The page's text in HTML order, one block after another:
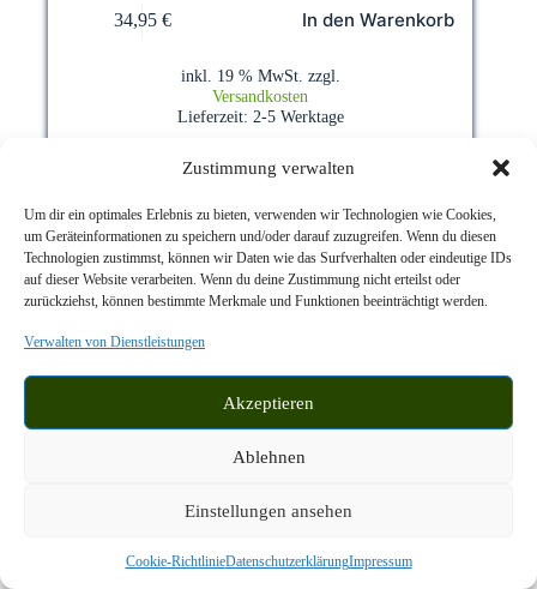
Zustimmung verwalten
Um dir ein optimales Erlebnis zu bieten, verwenden wir Technologien wie Cookies,
um Geräteinformationen zu speichern und/oder darauf zuzugreifen. Wenn du diesen
Technologien zustimmst, können wir Daten wie das Surfverhalten oder eindeutige IDs
auf dieser Website verarbeiten. Wenn du deine Zustimmung nicht erteilst oder
zurückziehst, können bestimmte Merkmale und Funktionen beeinträchtigt werden.
Verwalten von Dienstleistungen
Akzeptieren
Ablehnen
Einstellungen ansehen
Cookie-RichtlinieDatenschutzerklärungImpressum
34,95 € In den Warenkorb
inkl. 19 % MwSt. zzgl.
Versandkosten
Lieferzeit: 2-5 Werktage